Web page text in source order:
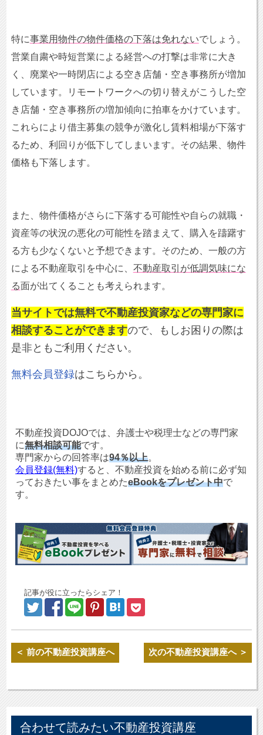
特に事業用物件の物件価格の下落は免れないでしょう。
営業自粛や時短営業による経営への打撃は非常に大き
く、廃業や一時閉店による空き店舗・空き事務所が増加
しています。リモートワークへの切り替えがこうした空
き店舗・空き事務所の増加傾向に拍車をかけています。
これらにより借主募集の競争が激化し賃料相場が下落す
るため、利回りが低下してしまいます。その結果、物件
価格も下落します。
また、物件価格がさらに下落する可能性や自らの就職・
資産等の状況の悪化の可能性を踏まえて、購入を躊躇す
る方も少なくないと予想できます。そのため、一般の方
による不動産取引を中心に、 不動産取引が低調気味にな
る面が出てくることも考えられます。
当サイトでは無料で不動産投資家などの専門家に
相談することができますので、もしお困りの際は
是非ともご利用ください。
無料会員登録はこちらから。
不動産投資DOJOでは、弁護士や税理士などの専門家
に無料相談可能です。
専門家からの回答率は94％以上。
会員登録(無料)すると、不動産投資を始める前に必ず知
っておきたい事をまとめたeBookをプレゼント中で
す。
記事が役に立ったらシェア！
＜ 前の不動産投資講座へ 次の不動産投資講座へ ＞
合わせて読みたい不動産投資講座